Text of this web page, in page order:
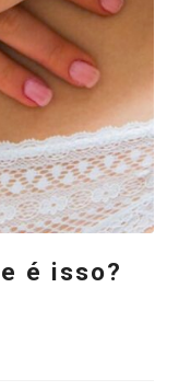
é isso?